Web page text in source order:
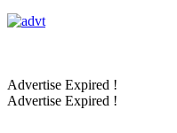
Advertise Expired !
Advertise Expired !